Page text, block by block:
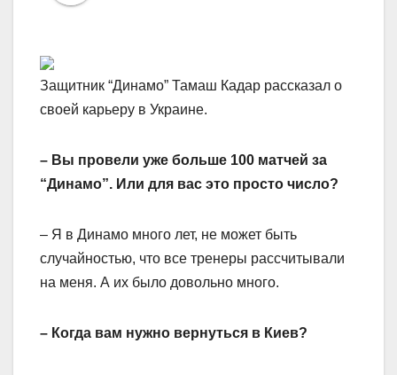
Защитник “Динамо” Тамаш Кадар рассказал о
своей карьеру в Украине.
– Вы провели уже больше 100 матчей за
“Динамо”. Или для вас это просто число?
– Я в Динамо много лет, не может быть
случайностью, что все тренеры рассчитывали
на меня. А их было довольно много.
– Когда вам нужно вернуться в Киев?